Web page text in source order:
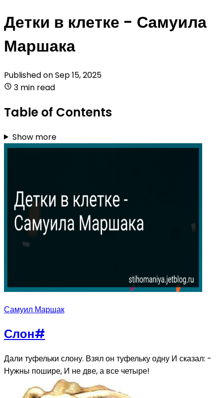
Детки в клетке - Самуила
Маршака
Published onSep 15, 2025
3 min read
Table of Contents
Show more
Самуил Маршак
Слон#
Дали туфельки слону. Взял он туфельку одну И сказал: -
Нужны пошире, И не две, а все четыре!